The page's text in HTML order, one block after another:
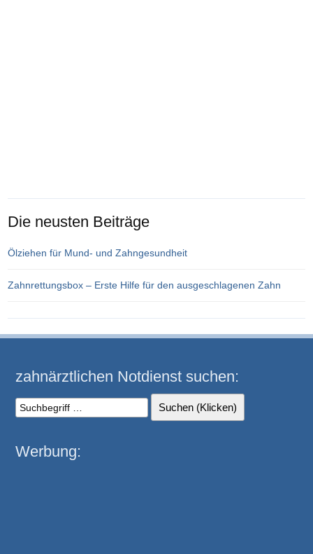
Die neusten Beiträge
Ölziehen für Mund- und Zahngesundheit
Zahnrettungsbox – Erste Hilfe für den ausgeschlagenen Zahn
zahnärztlichen Notdienst suchen:
Werbung: